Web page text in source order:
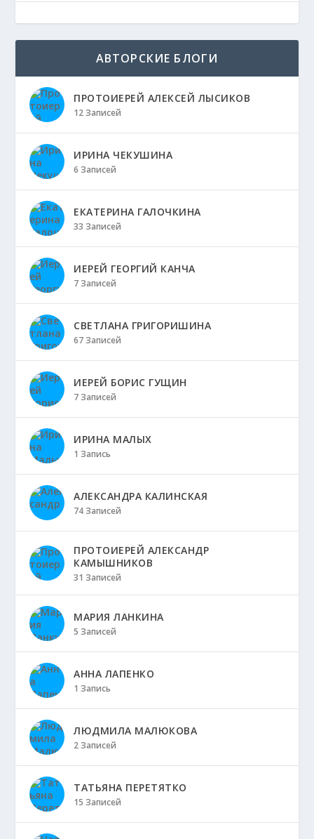
АВТОРСКИЕ БЛОГИ
ПРОТОИЕРЕЙ АЛЕКСЕЙ ЛЫСИКОВ
12 Записей
ИРИНА ЧЕКУШИНА
6 Записей
ЕКАТЕРИНА ГАЛОЧКИНА
33 Записей
ИЕРЕЙ ГЕОРГИЙ КАНЧА
7 Записей
СВЕТЛАНА ГРИГОРИШИНА
67 Записей
ИЕРЕЙ БОРИС ГУЩИН
7 Записей
ИРИНА МАЛЫХ
1 Запись
АЛЕКСАНДРА КАЛИНСКАЯ
74 Записей
ПРОТОИЕРЕЙ АЛЕКСАНДР
КАМЫШНИКОВ
31 Записей
МАРИЯ ЛАНКИНА
5 Записей
АННА ЛАПЕНКО
1 Запись
ЛЮДМИЛА МАЛЮКОВА
2 Записей
ТАТЬЯНА ПЕРЕТЯТКО
15 Записей